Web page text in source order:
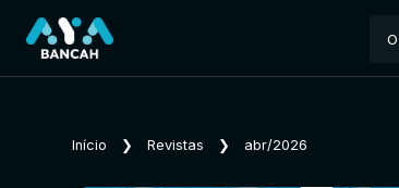
Início ❯ Revistas ❯ abr/2026